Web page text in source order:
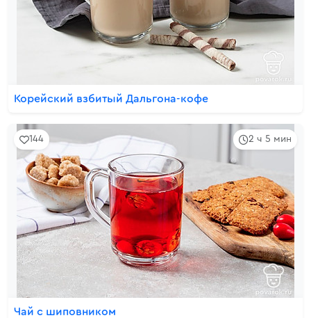
Корейский взбитый Дальгона-кофе
2 ч 5 мин
144
Чай с шиповником